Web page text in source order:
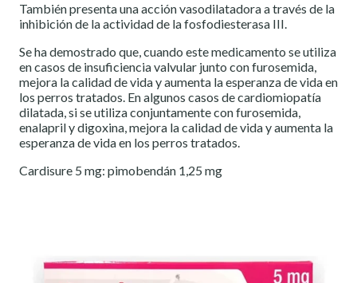
También presenta una acción vasodilatadora a través de la
inhibición de la actividad de la fosfodiesterasa III.
Se ha demostrado que, cuando este medicamento se utiliza
en casos de insuficiencia valvular junto con furosemida,
mejora la calidad de vida y aumenta la esperanza de vida en
los perros tratados. En algunos casos de cardiomiopatía
dilatada, si se utiliza conjuntamente con furosemida,
enalapril y digoxina, mejora la calidad de vida y aumenta la
esperanza de vida en los perros tratados.
Cardisure 5 mg: pimobendán 1,25 mg